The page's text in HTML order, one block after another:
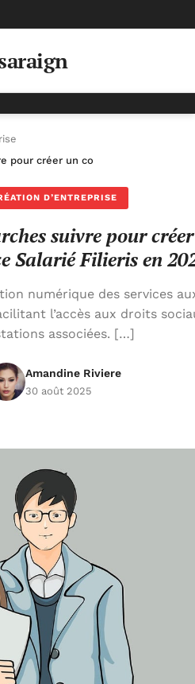
pour créer un compte Espace
D’ENTREPRISE
suivre pour
Salarié Filieris en
numérique des services
l’accès aux droits
associées. […]
Amandine Riviere
30 août 2025